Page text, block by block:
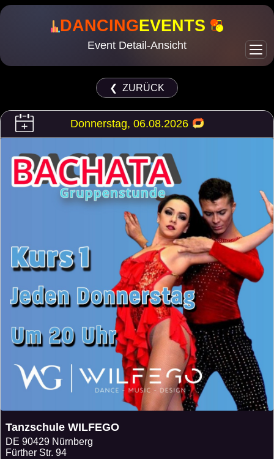
DANCINGEVENTS
Event Detail-Ansicht
❮ ZURÜCK
Donnerstag, 06.08.2026
Tanzschule WILFEGO
DE 90429 Nürnberg
Fürther Str. 94